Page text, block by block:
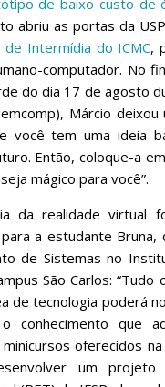
abriu as portas da
de Intermídia do ICMC,
computador. No
do dia 17 de agosto
Márcio
você tem uma ideia
Então, coloque-a
mágico para você”.
da realidade virtual
a estudante Bruna,
de Sistemas no
São Carlos:
de tecnologia poderá
conhecimento que
oferecidos
um